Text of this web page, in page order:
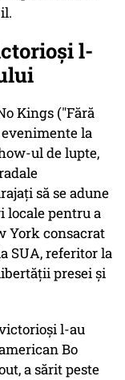
l-
Kings ("Fără
la
ul de lupte,
să se adune
locale pentru a
York consacrat
SUA, referitor la
presei şi
l-au
Bo
a sărit peste